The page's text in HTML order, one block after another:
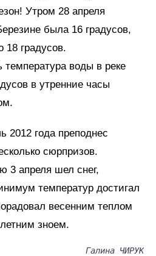
Утром 28 апреля
была 16 градусов,
18 градусов.
воды в реке
в утренние часы
2012 года преподнес
сюрпризов.
3 апреля шел снег,
температур достигал
весенним теплом
зноем.
Галина ЧИРУК